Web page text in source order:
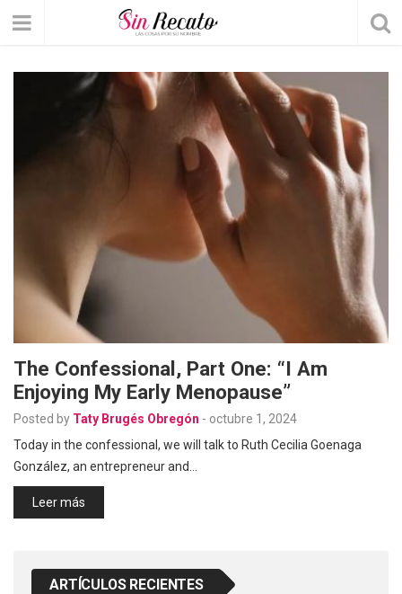
The Confessional, Part One: “I Am
Enjoying My Early Menopause”
Posted by Taty Brugés Obregón - octubre 1, 2024
Today in the confessional, we will talk to Ruth Cecilia Goenaga
González, an entrepreneur and…
Leer más
ARTÍCULOS RECIENTES